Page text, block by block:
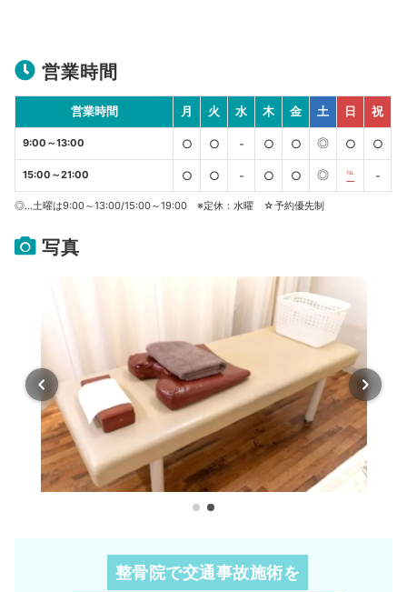
営業時間
営業時間 月 火 水 木 金 土 日 祝
9:00～13:00 ○ ○ - ○ ○ ◎ ○ ○
15:00～21:00 ○ ○ - ○ ○ ◎ ℡ -
◎…土曜は9:00～13:00/15:00～19:00 ※定休：水曜 ☆予約優先制
写真
整骨院で交通事故施術を